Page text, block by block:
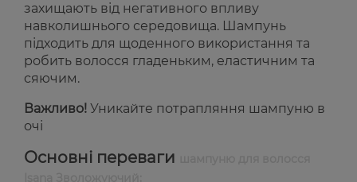
захищають від негативного впливу
навколишнього середовища. Шампунь
підходить для щоденного використання та
робить волосся гладеньким, еластичним та
сяючим.
Важливо! Уникайте потрапляння шампуню в
очі
Основні переваги